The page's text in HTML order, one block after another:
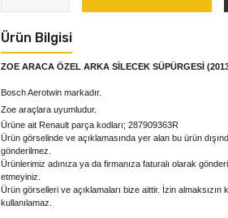
Ürün Bilgisi
ZOE ARACA ÖZEL ARKA SİLECEK SÜPÜRGESİ
Bosch Aerotwin markadır.
Zoe araçlara uyumludur.
Ürüne ait Renault parça kodları; 287909363R
Ürün görselinde ve açıklamasında yer alan bu ürün
gönderilmez.
Ürünlerimiz adınıza ya da firmanıza faturalı olarak
etmeyiniz.
Ürün görselleri ve açıklamaları bize aittir. İzin
kullanılamaz.